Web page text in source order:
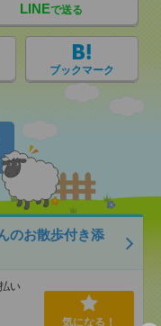
LINEで送る
ブックマーク
のお散歩付き添
い
気になる！